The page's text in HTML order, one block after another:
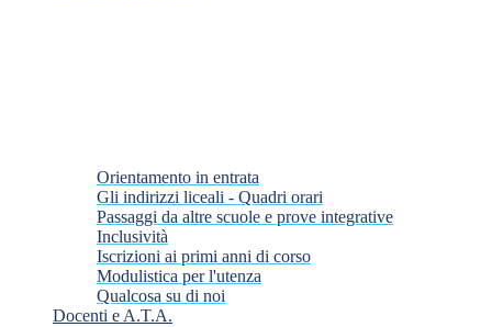
Orientamento in entrata
Gli indirizzi liceali - Quadri orari
Passaggi da altre scuole e prove integrative
Inclusività
Iscrizioni ai primi anni di corso
Modulistica per l'utenza
Qualcosa su di noi
Docenti e A.T.A.